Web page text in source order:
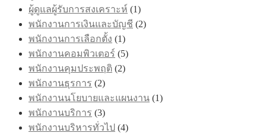
ผู้ดูแลผู้รับการสงเคราะห์ (1)
พนักงานการเงินและบัญชี (2)
พนักงานการเลือกตั้ง (1)
พนักงานคอมพิวเตอร์ (5)
พนักงานคุมประพฤติ (2)
พนักงานธุรการ (2)
พนักงานนโยบายและแผนงาน (1)
พนักงานบริการ (3)
พนักงานบริหารทั่วไป (4)